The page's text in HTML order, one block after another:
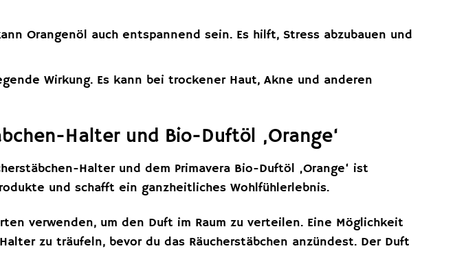
Orangenöl auch entspannend sein. Es hilft, Stress abzubauen und
Wirkung. Es kann bei trockener Haut, Akne und anderen
Halter und Bio-Duftöl ‚Orange‘
Halter und dem Primavera Bio-Duftöl ‚Orange‘ ist
und schafft ein ganzheitliches Wohlfühlerlebnis.
verwenden, um den Duft im Raum zu verteilen. Eine Möglichkeit
zu träufeln, bevor du das Räucherstäbchen anzündest. Der Duft